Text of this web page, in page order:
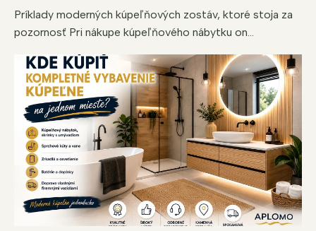
Príklady moderných kúpeľňových zostáv, ktoré stoja za
pozornosť Pri nákupe kúpeľňového nábytku on...